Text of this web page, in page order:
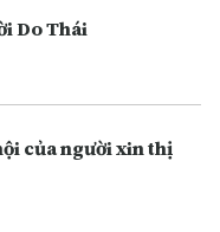
Do Thái
của người xin thị